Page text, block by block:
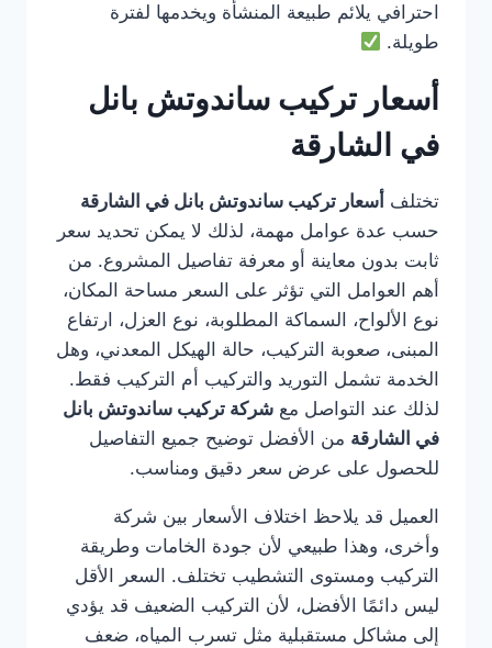
احترافي يلائم طبيعة المنشأة ويخدمها لفترة
طويلة.
أسعار تركيب ساندوتش بانل
في الشارقة
تختلف أسعار تركيب ساندوتش بانل في الشارقة
حسب عدة عوامل مهمة، لذلك لا يمكن تحديد سعر
ثابت بدون معاينة أو معرفة تفاصيل المشروع. من
أهم العوامل التي تؤثر على السعر مساحة المكان،
نوع الألواح، السماكة المطلوبة، نوع العزل، ارتفاع
المبنى، صعوبة التركيب، حالة الهيكل المعدني، وهل
الخدمة تشمل التوريد والتركيب أم التركيب فقط.
لذلك عند التواصل مع شركة تركيب ساندوتش بانل
في الشارقة من الأفضل توضيح جميع التفاصيل
للحصول على عرض سعر دقيق ومناسب.
العميل قد يلاحظ اختلاف الأسعار بين شركة
وأخرى، وهذا طبيعي لأن جودة الخامات وطريقة
التركيب ومستوى التشطيب تختلف. السعر الأقل
ليس دائمًا الأفضل، لأن التركيب الضعيف قد يؤدي
إلى مشاكل مستقبلية مثل تسرب المياه، ضعف